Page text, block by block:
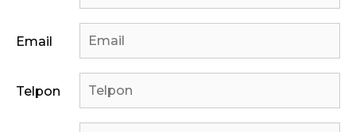
Email
Telpon